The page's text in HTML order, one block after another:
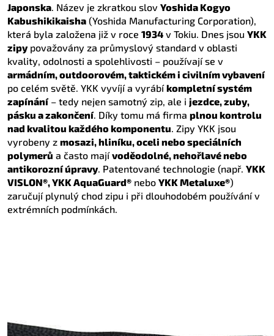
Japonska. Název je zkratkou slov Yoshida Kogyo
Kabushikikaisha (Yoshida Manufacturing Corporation),
která byla založena již v roce 1934 v Tokiu. Dnes jsou YKK
zipypovažovány za průmyslový standard v oblasti
kvality, odolnosti a spolehlivosti – používají se v
armádním, outdoorovém, taktickém i civilním vybavení
po celém světě. YKK vyvíjí a vyrábíkompletní systém
zapínání– tedy nejen samotný zip, ale i jezdce, zuby,
pásku a zakončení. Díky tomu má firma plnou kontrolu
nad kvalitou každého komponentu. Zipy YKK jsou
vyrobeny z mosazi, hliníku, oceli nebo speciálních
polymerů a často majívoděodolné, nehořlavé nebo
antikorozní úpravy. Patentované technologie (např. YKK
VISLON®, YKK AquaGuard® nebo YKK Metaluxe®)
zaručují plynulý chod zipu i při dlouhodobém používání v
extrémních podmínkách.